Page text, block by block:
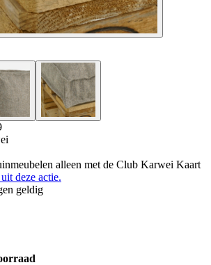
alleen met de Club Karwei Kaart
deze actie.
geldig